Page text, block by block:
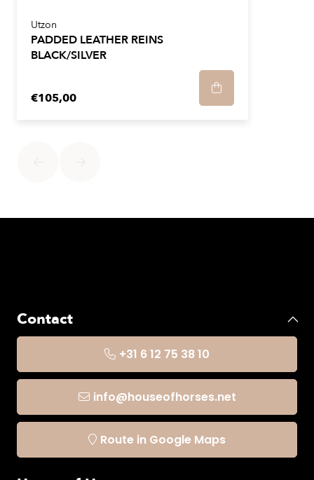
Utzon
PADDED LEATHER REINS
BLACK/SILVER
€105,00
Contact
+31 6 12 75 38 10
info@houseofhorses.net
Route in Google Maps